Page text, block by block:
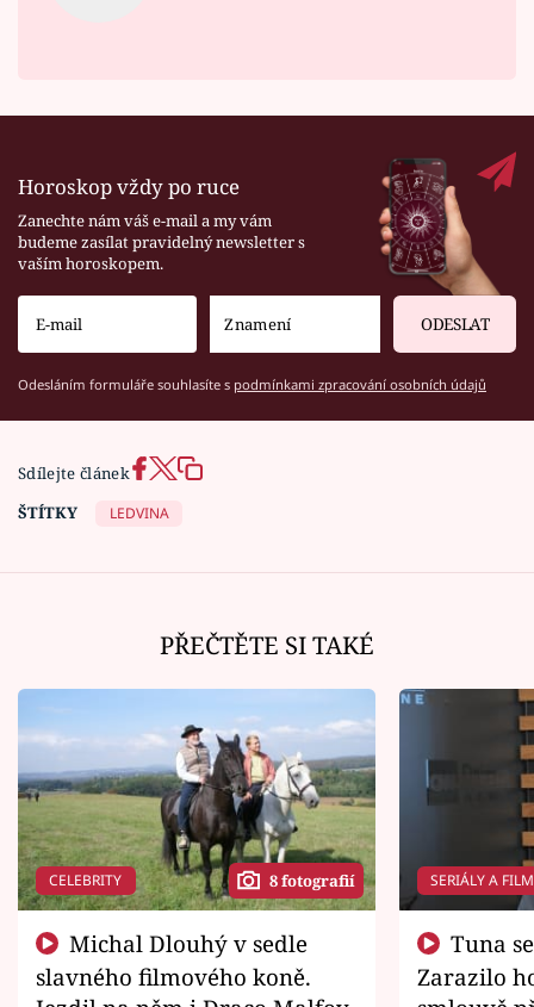
Horoskop vždy po ruce
Zanechte nám váš e-mail a my vám
budeme zasílat pravidelný newsletter s
vaším horoskopem.
ODESLAT
Odesláním formuláře souhlasíte s podmínkami zpracování osobních údajů
Sdílejte článek
ŠTÍTKY
LEDVINA
PŘEČTĚTE SI TAKÉ
CELEBRITY 8 fotografií
slavného filmového koně.
SERIÁLY A
Zarazilo